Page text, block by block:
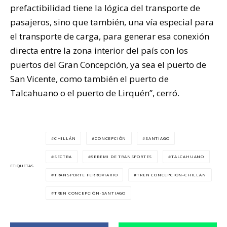
prefactibilidad tiene la lógica del transporte de
pasajeros, sino que también, una vía especial para
el transporte de carga, para generar esa conexión
directa entre la zona interior del país con los
puertos del Gran Concepción, ya sea el puerto de
San Vicente, como también el puerto de
Talcahuano o el puerto de Lirquén”, cerró.
ETIQUETAS
CHILLÁN CONCEPCIÓN SANTIAGO
SECTRA SEREMI DE TRANSPORTES TALCAHUANO
TRANSPORTE FERROVIARIO TREN CONCEPCIÓN-CHILLÁN
TREN CONCEPCIÓN-SANTIAGO